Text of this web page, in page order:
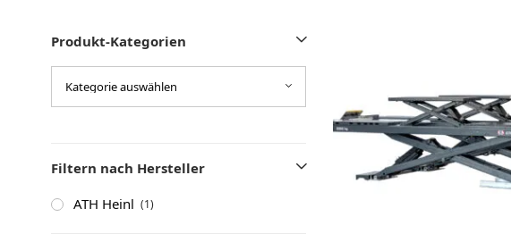
Produkt-Kategorien
Filtern nach Hersteller
ATH Heinl (1)